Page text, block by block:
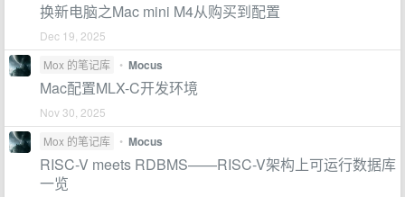
换新电脑之Mac mini M4从购买到配置
Dec 19, 2025
Mox 的笔记库
• Mocus
Mac配置MLX-C开发环境
Nov 30, 2025
Mox 的笔记库
• Mocus
RISC-V meets RDBMS——RISC-V架构上可运行数据库
一览